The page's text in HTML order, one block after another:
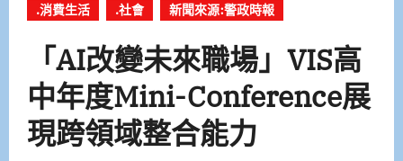
.消費生活 .社會 新聞來源:警政時報
「AI改變未來職場」VIS高
中年度Mini-Conference展
現跨領域整合能力